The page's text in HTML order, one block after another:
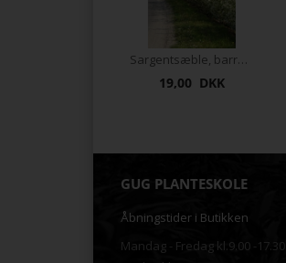
19,00 DKK
GUG PLANTESKOLE
Åbningstider i Butikken
Mandag - Fredag kl.9.00 -17.30